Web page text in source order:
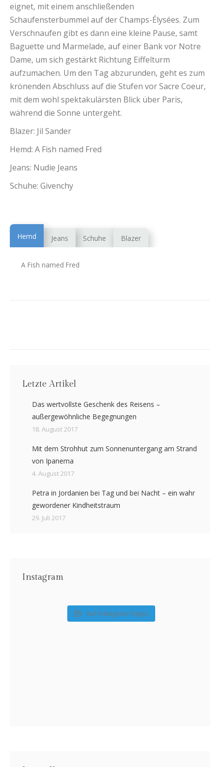
eignet, mit einem anschließenden
Schaufensterbummel auf der Champs-Élysées. Zum
Verschnaufen gibt es dann eine kleine Pause, samt
Baguette und Marmelade, auf einer Bank vor Notre
Dame, um sich gestärkt Richtung Eiffelturm
aufzumachen. Um den Tag abzurunden, geht es zum
krönenden Abschluss auf die Stufen vor Sacre Coeur,
mit dem wohl spektakulärsten Blick über Paris,
während die Sonne untergeht.
Blazer: Jil Sander
Hemd: A Fish named Fred
Jeans: Nudie Jeans
Schuhe: Givenchy
Hemd Jeans Schuhe Blazer
A Fish named Fred
Letzte Artikel
Das wertvollste Geschenk des Reisens –
außergewöhnliche Begegnungen
18. August 2017
Mit dem Strohhut zum Sonnenuntergang am Strand
von Ipanema
4. August 2017
Petra in Jordanien bei Tag und bei Nacht – ein wahr
gewordener Kindheitstraum
29. Juli 2017
Instagram
Auf Instagram folgen